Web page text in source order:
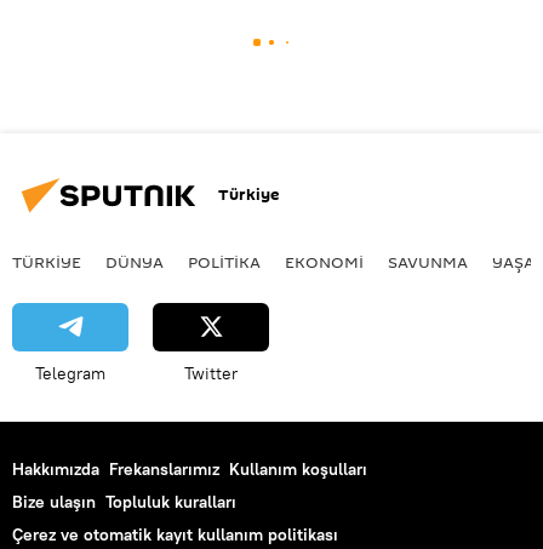
Türkiye
TÜRKIYE DÜNYA POLİTİKA EKONOMİ SAVUNMA
Telegram Twitter
Hakkımızda Frekanslarımız Kullanım koşulları
Bize ulaşın Topluluk kuralları
Çerez ve otomatik kayıt kullanım politikası